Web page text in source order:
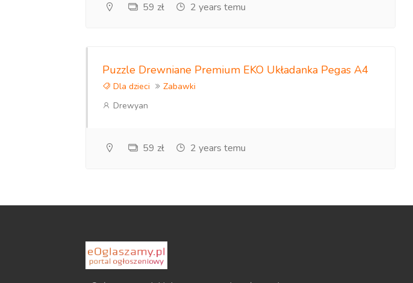
59 zł 2 years temu
Puzzle Drewniane Premium EKO Układanka Pegas A4
Dla dzieci
Zabawki
Drewyan
59 zł 2 years temu